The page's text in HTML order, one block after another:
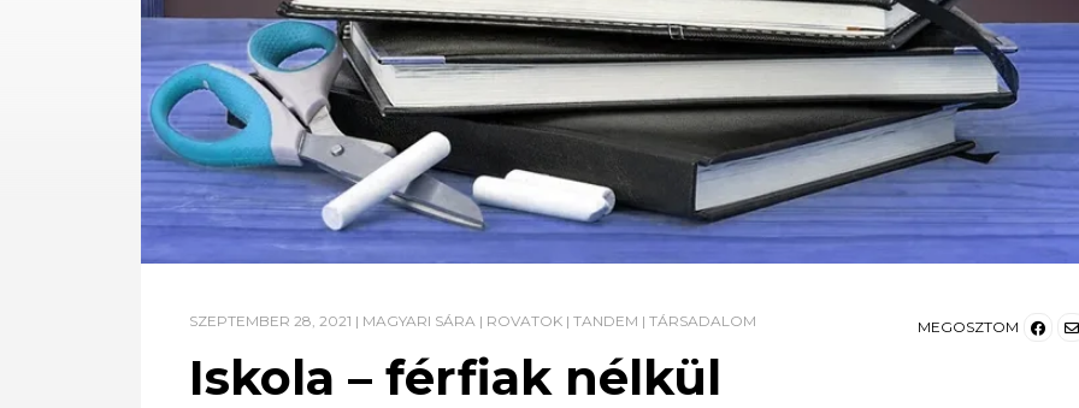
SZEPTEMBER 28, 2021 | MAGYARI SÁRA | ROVATOK | TANDEM | TÁRSADALOM MEGOSZTOM
Iskola – férfiak nélkül